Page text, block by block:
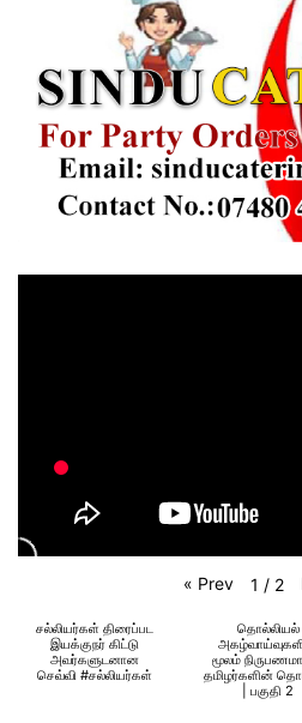
« Prev 1 / 2
சல்லியர்கள் திரைப்பட
இயக்குநர் கிட்டு
அவர்களுடனான
செவ்வி #சல்லியர்கள்
தொல்லியல்
மூலம்
தமிழர்களின்
| பகுதி 2